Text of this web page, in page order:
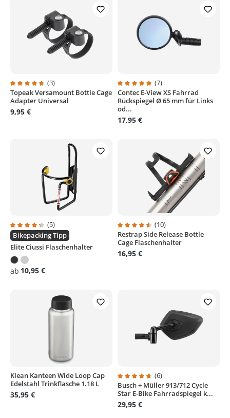
Durchschnittliche Bewertung von 4.6 von 5 Sternen
(3)
Topeak Versamount Bottle Cage
Adapter Universal
9,95 €
Durchschnittliche Bewertung
(7)
Contec E-View XS Fahrrad
Rückspiegel Ø 65 mm für Links
od...
17,95 €
Durchschnittliche Bewertung von 4.3 von 5 Sternen
(5)
Bikepacking Tipp
Elite Ciussi Flaschenhalter
ab 10,95 €
Durchschnittliche Bewertung
(10)
Restrap Side Release Bottle
Cage Flaschenhalter
16,95 €
Klean Kanteen Wide Loop Cap
Edelstahl Trinkflasche 1.18 L
35,95 €
Durchschnittliche Bewertung
(6)
Busch + Müller 913/712 Cycle
Star E-Bike Fahrradspiegel k...
29,95 €